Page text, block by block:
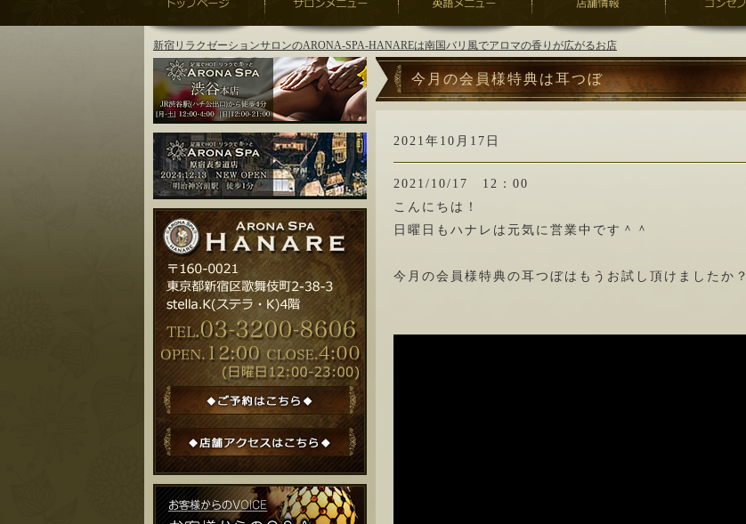
新宿リラクゼーションサロンのARONA-SPA-HANAREは南国バリ風でアロマの香りが広がるお店
今月の会員様特典は耳つぼ
2021年10月17日
2021/10/17 12：00
こんにちは！
日曜日もハナレは元気に営業中です＾＾
今月の会員様特典の耳つぼはもうお試し頂けましたか？